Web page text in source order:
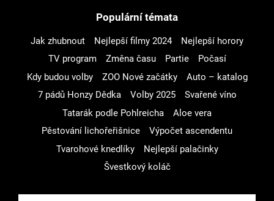
Populární témata
Jak zhubnout Nejlepší filmy 2024
Nejlepší horory
TV program
Změna času Partie
Počasí
Kdy budou volby
ZOO Nové začátky
Auto – katalog
7 pádů Honzy Dědka
Volby 2025
Svařené víno
Tatarák podle Pohlreicha
Aloe vera
Pěstování lichořeřišnice
Výpočet ascendentu
Tvarohové knedlíky
Nejlepší palačinky
Švestkový koláč